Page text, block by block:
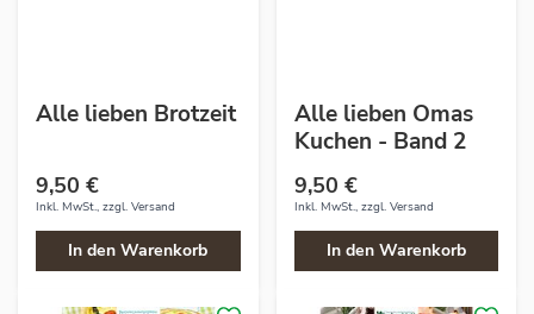
Alle lieben Brotzeit
9,50 €
Inkl. MwSt., zzgl. Versand
In den Warenkorb
Alle lieben Omas
Kuchen - Band 2
9,50 €
Inkl. MwSt., zzgl. Versand
In den Warenkorb